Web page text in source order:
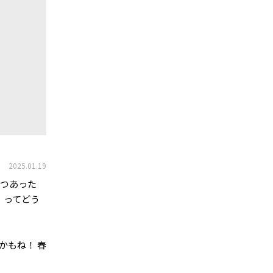
2025.01.19
あった
てどう
もね！ 春